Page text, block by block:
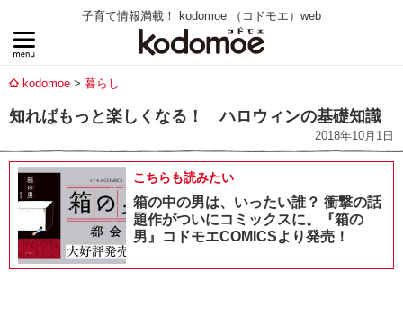
子育て情報満載！ kodomoe （コドモエ）web
kodomoe 暮らし
知ればもっと楽しくなる！ ハロウィンの基礎知識
2018年10月1日
こちらも読みたい
箱の中の男は、いったい誰？ 衝撃の話
題作がついにコミックスに。『箱の
男』コドモエCOMICSより発売！